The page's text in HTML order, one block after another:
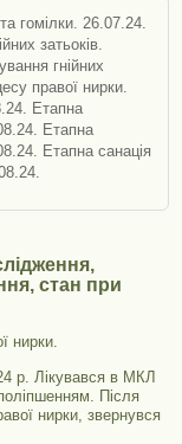
гомілки. 26.07.24.
затьоків.
гнійних
правої нирки.
Етапна
Етапна
Етапна санація
стан при
нирки.
р. Лікувався в МКЛ
Після
нирки, звернувся